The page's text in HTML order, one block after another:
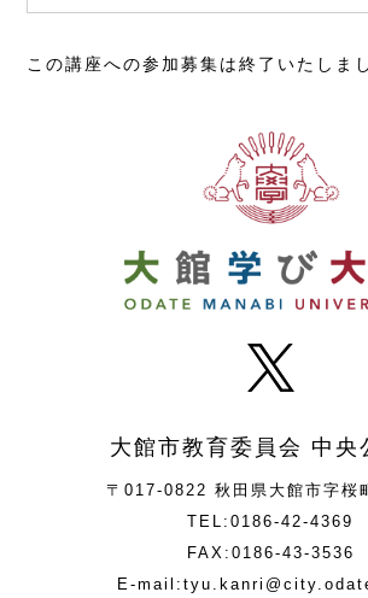
この講座への参加募集は終了いたしま
大館市教育委員会 中央
〒017-0822 秋田県大館市字桜
TEL:0186-42-4369
FAX:0186-43-3536
E-